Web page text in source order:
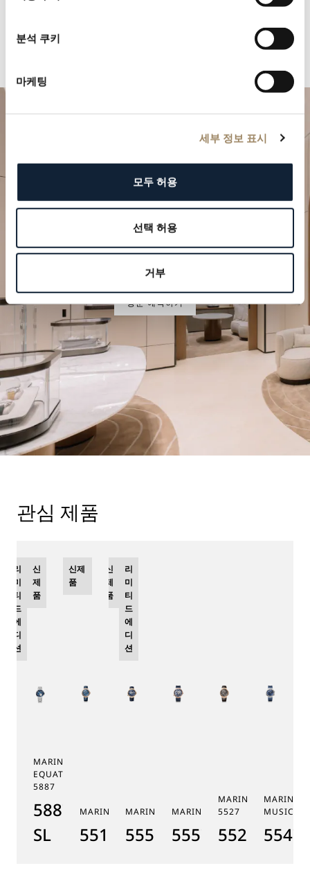
분석 쿠키
마케팅
세부 정보 표시
모두 허용
선택 허용
거부
특별한 순간을 계획하세요
방문 예약하기
관심 제품
MARINE TOURBILLON
EQUATION MARCHANTE
5887
5887PT/YS/PW0
SL
리
미
티
드
에
디
션
신
제
품
MARINE 5517
5517BR/Y2/9ZU
신제
품
MARINE HORA MUNDI 5555
5555BH/YS/9WV
신
제
품
리
미
티
드
에
디
션
MARINE HORA MUNDI 5557
5557BR/YS/5WV
MARINE
5527
5527BR/
MARINE